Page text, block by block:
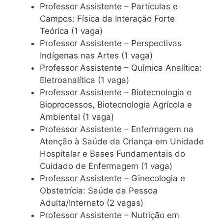
Professor Assistente – Partículas e
Campos: Física da Interação Forte
Teórica (1 vaga)
Professor Assistente – Perspectivas
Indígenas nas Artes (1 vaga)
Professor Assistente – Química Analítica:
Eletroanalítica (1 vaga)
Professor Assistente – Biotecnologia e
Bioprocessos, Biotecnologia Agrícola e
Ambiental (1 vaga)
Professor Assistente – Enfermagem na
Atenção à Saúde da Criança em Unidade
Hospitalar e Bases Fundamentais do
Cuidado de Enfermagem (1 vaga)
Professor Assistente – Ginecologia e
Obstetrícia: Saúde da Pessoa
Adulta/Internato (2 vagas)
Professor Assistente – Nutrição em